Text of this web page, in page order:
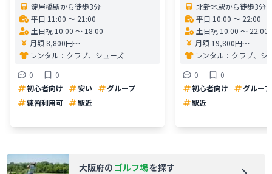
淀屋橋駅から徒歩3分
平日 11:00 〜 21:00
土日祝 10:00 〜 18:00
月額 8,800円〜
レンタル： クラブ、シューズ
0
0
初心者向け
安い
グループ
練習利用可
駅近
北新地駅から徒歩3分
平日 10:00 〜 22:00
土日祝 10:00 〜 22:00
月額 19,800円〜
レンタル： クラブ、シ
0
0
初心者向け
グループ
駅近
大阪府の ゴルフ場を探す